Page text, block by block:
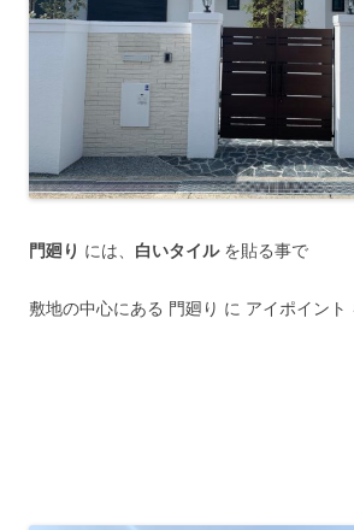
門廻り には、 白いタイルを貼る事で
敷地の中心にある 門廻り に アイポイント